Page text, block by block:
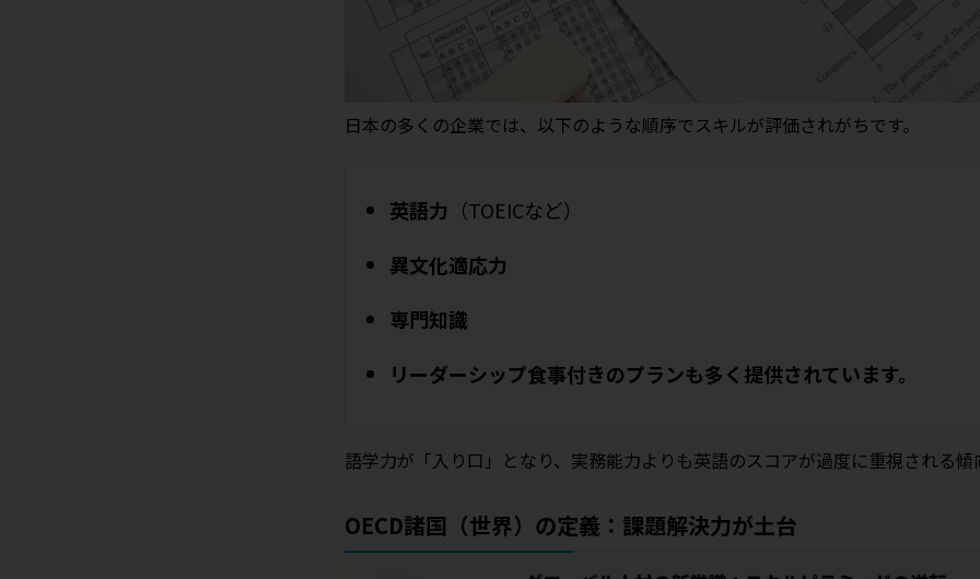
日本の多くの企業では、以下のような順序でスキルが評価されがちです。
英語力 （TOEICなど）
異文化適応力
専門知識
リーダーシップ食事付きのプランも多く提供されています。
語学力が「入り口」となり、実務能力よりも英語のスコアが過度に重視される
OECD諸国（世界）の定義：課題解決力が土台